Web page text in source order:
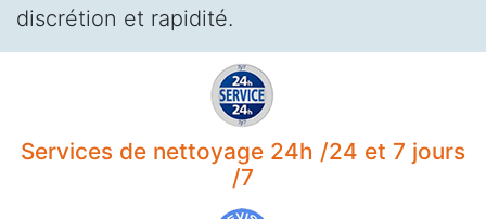
discrétion et rapidité.
Services de nettoyage 24h /24 et 7 jours
/7